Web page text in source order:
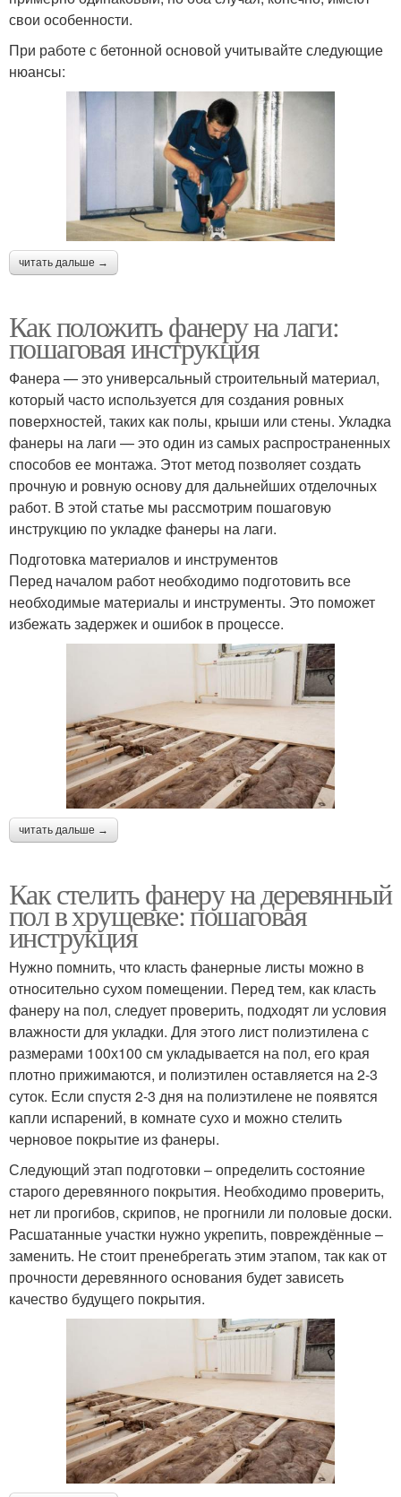
свои особенности.
При работе с бетонной основой учитывайте следующие
нюансы:
читать дальше →
Как положить фанеру на лаги:
пошаговая инструкция
Фанера — это универсальный строительный материал,
который часто используется для создания ровных
поверхностей, таких как полы, крыши или стены. Укладка
фанеры на лаги — это один из самых распространенных
способов ее монтажа. Этот метод позволяет создать
прочную и ровную основу для дальнейших отделочных
работ. В этой статье мы рассмотрим пошаговую
инструкцию по укладке фанеры на лаги.
Подготовка материалов и инструментов
Перед началом работ необходимо подготовить все
необходимые материалы и инструменты. Это поможет
избежать задержек и ошибок в процессе.
читать дальше →
Как стелить фанеру на деревянный
пол в хрущевке: пошаговая
инструкция
Нужно помнить, что класть фанерные листы можно в
относительно сухом помещении. Перед тем, как класть
фанеру на пол, следует проверить, подходят ли условия
влажности для укладки. Для этого лист полиэтилена с
размерами 100х100 см укладывается на пол, его края
плотно прижимаются, и полиэтилен оставляется на 2-3
суток. Если спустя 2-3 дня на полиэтилене не появятся
капли испарений, в комнате сухо и можно стелить
черновое покрытие из фанеры.
Следующий этап подготовки – определить состояние
старого деревянного покрытия. Необходимо проверить,
нет ли прогибов, скрипов, не прогнили ли половые доски.
Расшатанные участки нужно укрепить, повреждённые –
заменить. Не стоит пренебрегать этим этапом, так как от
прочности деревянного основания будет зависеть
качество будущего покрытия.